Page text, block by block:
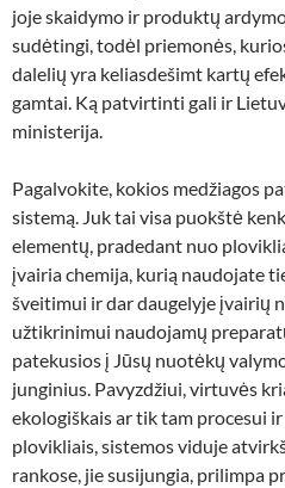
joje skaidymo ir produktų
sudėtingi, todėl priemonės,
dalelių yra keliasdešimt kartų
gamtai. Ką patvirtinti gali ir
ministerija.
Pagalvokite, kokios medžiagos
sistemą. Juk tai visa puokštė
elementų, pradedant nuo
įvairia chemija, kurią naudojate
šveitimui ir dar daugelyje įvairių
užtikrinimui naudojamų
patekusios į Jūsų nuotėkų
junginius. Pavyzdžiui, virtuvės
ekologiškais ar tik tam procesui
plovikliais, sistemos viduje
rankose, jie susijungia, prilimpa